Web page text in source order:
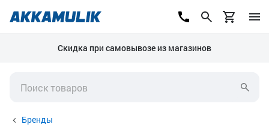
Скидка при самовывозе из магазинов
Бренды